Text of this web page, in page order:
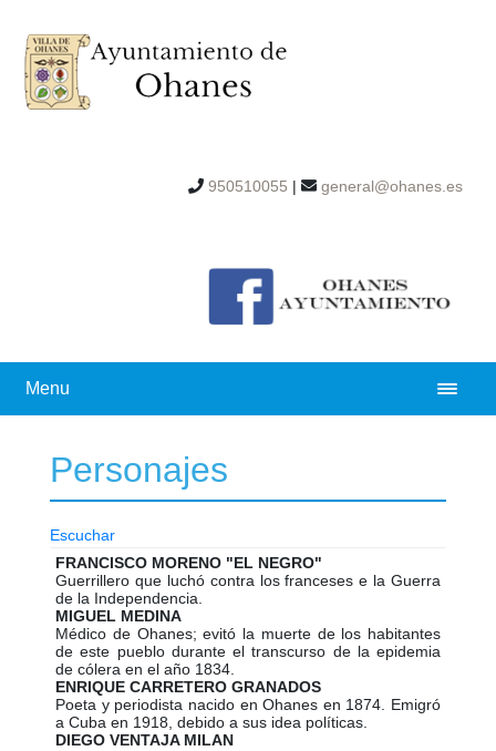
950510055 | general@ohanes.es
Menu
Personajes
Escuchar
FRANCISCO MORENO "EL NEGRO"
Guerrillero que luchó contra los franceses e la Guerra
de la Independencia.
MIGUEL MEDINA
Médico de Ohanes; evitó la muerte de los habitantes
de este pueblo durante el transcurso de la epidemia
de cólera en el año 1834.
ENRIQUE CARRETERO GRANADOS
Poeta y periodista nacido en Ohanes en 1874. Emigró
a Cuba en 1918, debido a sus idea políticas.
DIEGO VENTAJA MILAN